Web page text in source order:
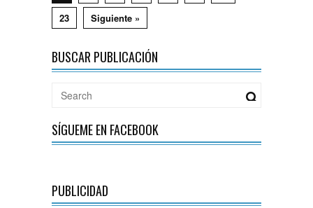
23
Siguiente »
BUSCAR PUBLICACIÓN
SÍGUEME EN FACEBOOK
PUBLICIDAD